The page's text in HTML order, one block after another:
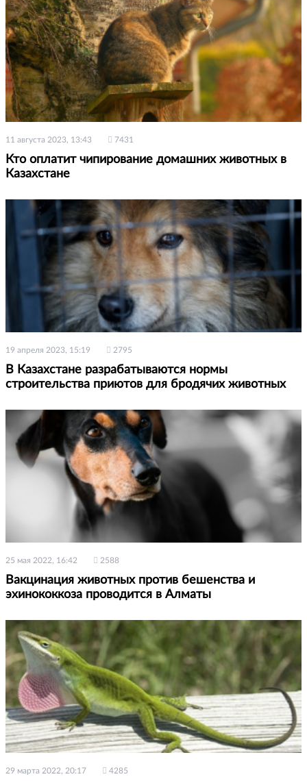
11 августа 2023, 13:43 7431
Кто оплатит чипирование домашних животных в
Казахстане
19 апреля 2023, 15:19 2795
В Казахстане разрабатываются нормы
строительства приютов для бродячих животных
25 мая 2022, 16:42 2588
Вакцинация животных против бешенства и
эхинококкоза проводится в Алматы
29 марта 2022, 20:17 4285